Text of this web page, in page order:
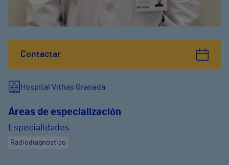
Contactar
Hospital Vithas Granada
Áreas de especialización
Especialidades
Radiodiagnóstico